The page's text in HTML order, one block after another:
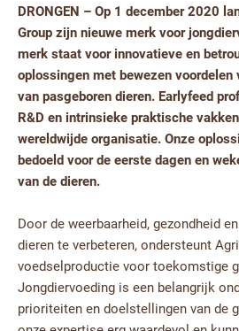
DRONGEN – Op 1 december 2020
Group zijn nieuwe merk voor
merk staat voor innovatieve en
oplossingen met bewezen voordelen
van pasgeboren dieren. Earlyfeed
R&D en intrinsieke praktische
wereldwijde organisatie. Onze
bedoeld voor de eerste dagen en
van de dieren.
Door de weerbaarheid, gezondheid
dieren te verbeteren, ondersteunt
voedselproductie voor toekomstige
Jongdiervoeding is een belangrijk
prioriteiten en doelstellingen van de